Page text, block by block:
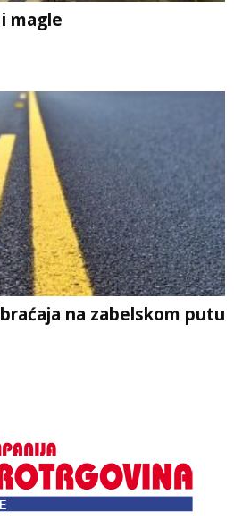
magle
na zabelskom putu